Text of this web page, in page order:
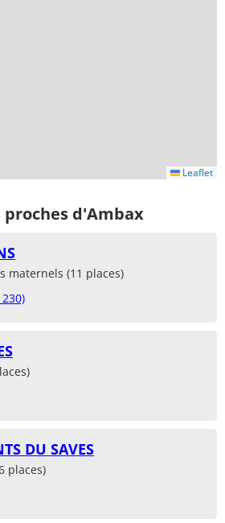
Leaflet
proches d'Ambax
maternels (11 places)
DU SAVES
places)